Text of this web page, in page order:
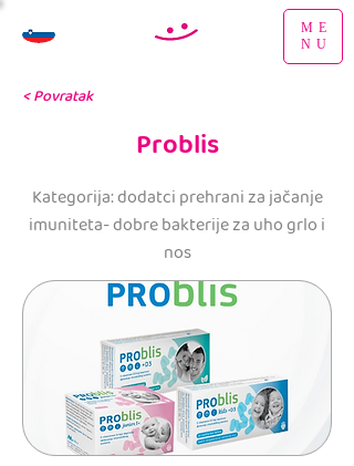
ME
NU
< Povratak
Problis
Kategorija: dodatci prehrani za jačanje
imuniteta- dobre bakterije za uho grlo i
nos